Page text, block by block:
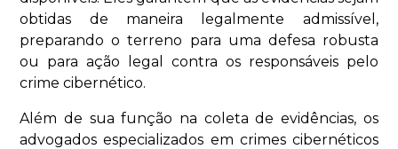
obtidas de maneira legalmente admissível,
preparando o terreno para uma defesa robusta
ou para ação legal contra os responsáveis pelo
crime cibernético.
Além de sua função na coleta de evidências, os
advogados especializados em crimes cibernéticos